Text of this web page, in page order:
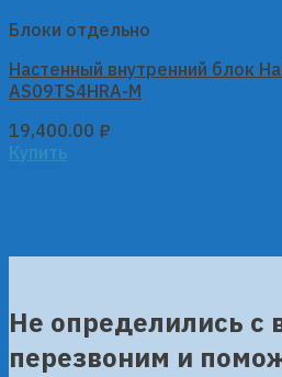
Блоки отдельно
Настенный внутренний блок
AS09TS4HRA-M
19,400.00 ₽
Купить
Не определились
перезвоним и